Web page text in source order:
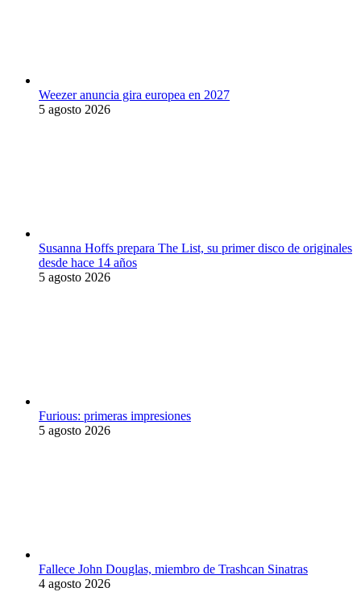
Weezer anuncia gira europea en 2027
5 agosto 2026
Susanna Hoffs prepara The List, su primer disco de originales
desde hace 14 años
5 agosto 2026
Furious: primeras impresiones
5 agosto 2026
Fallece John Douglas, miembro de Trashcan Sinatras
4 agosto 2026